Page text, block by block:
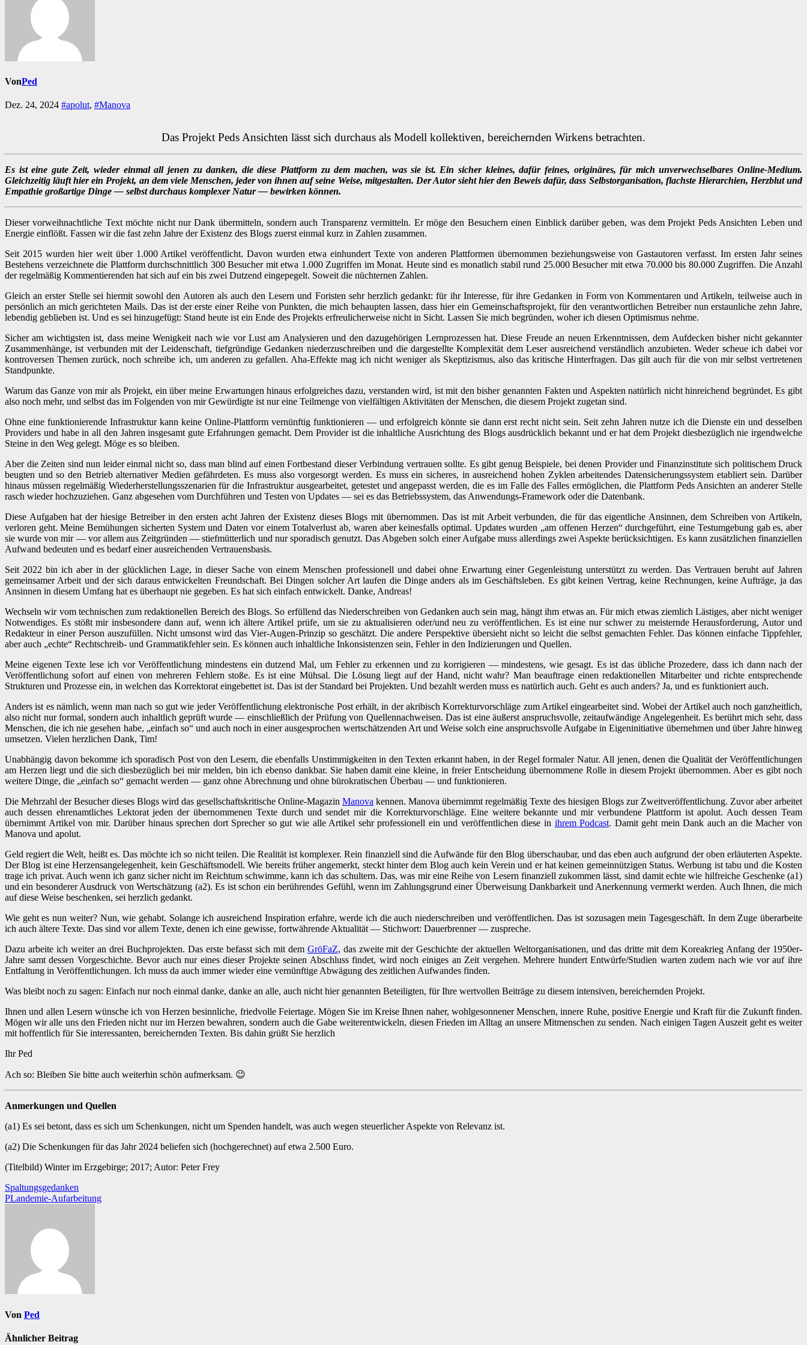
VonPed
Dez. 24, 2024 #apolut, #Manova
Das Projekt Peds Ansichten lässt sich durchaus als Modell kollektiven, bereichernden Wirkens betrachten.
Es ist eine gute Zeit, wieder einmal all jenen zu danken, die diese Plattform zu dem machen, was sie ist. Ein sicher kleines, dafür feines, originäres, für mich unverwechselbares Online-Medium.
Gleichzeitig läuft hier ein Projekt, an dem viele Menschen, jeder von ihnen auf seine Weise, mitgestalten. Der Autor sieht hier den Beweis dafür, dass Selbstorganisation, flachste Hierarchien, Herzblut und
Empathie großartige Dinge — selbst durchaus komplexer Natur — bewirken können.
Dieser vorweihnachtliche Text möchte nicht nur Dank übermitteln, sondern auch Transparenz vermitteln. Er möge den Besuchern einen Einblick darüber geben, was dem Projekt Peds Ansichten Leben und
Energie einflößt. Fassen wir die fast zehn Jahre der Existenz des Blogs zuerst einmal kurz in Zahlen zusammen.
Seit 2015 wurden hier weit über 1.000 Artikel veröffentlicht. Davon wurden etwa einhundert Texte von anderen Plattformen übernommen beziehungsweise von Gastautoren verfasst. Im ersten Jahr seines
Bestehens verzeichnete die Plattform durchschnittlich 300 Besucher mit etwa 1.000 Zugriffen im Monat. Heute sind es monatlich stabil rund 25.000 Besucher mit etwa 70.000 bis 80.000 Zugriffen. Die Anzahl
der regelmäßig Kommentierenden hat sich auf ein bis zwei Dutzend eingepegelt. Soweit die nüchternen Zahlen.
Gleich an erster Stelle sei hiermit sowohl den Autoren als auch den Lesern und Foristen sehr herzlich gedankt: für ihr Interesse, für ihre Gedanken in Form von Kommentaren und Artikeln, teilweise auch in
persönlich an mich gerichteten Mails. Das ist der erste einer Reihe von Punkten, die mich behaupten lassen, dass hier ein Gemeinschaftsprojekt, für den verantwortlichen Betreiber nun erstaunliche zehn Jahre,
lebendig geblieben ist. Und es sei hinzugefügt: Stand heute ist ein Ende des Projekts erfreulicherweise nicht in Sicht. Lassen Sie mich begründen, woher ich diesen Optimismus nehme.
Sicher am wichtigsten ist, dass meine Wenigkeit nach wie vor Lust am Analysieren und den dazugehörigen Lernprozessen hat. Diese Freude an neuen Erkenntnissen, dem Aufdecken bisher nicht gekannter
Zusammenhänge, ist verbunden mit der Leidenschaft, tiefgründige Gedanken niederzuschreiben und die dargestellte Komplexität dem Leser ausreichend verständlich anzubieten. Weder scheue ich dabei vor
kontroversen Themen zurück, noch schreibe ich, um anderen zu gefallen. Aha-Effekte mag ich nicht weniger als Skeptizismus, also das kritische Hinterfragen. Das gilt auch für die von mir selbst vertretenen
Standpunkte.
Warum das Ganze von mir als Projekt, ein über meine Erwartungen hinaus erfolgreiches dazu, verstanden wird, ist mit den bisher genannten Fakten und Aspekten natürlich nicht hinreichend begründet. Es gibt
also noch mehr, und selbst das im Folgenden von mir Gewürdigte ist nur eine Teilmenge von vielfältigen Aktivitäten der Menschen, die diesem Projekt zugetan sind.
Ohne eine funktionierende Infrastruktur kann keine Online-Plattform vernünftig funktionieren — und erfolgreich könnte sie dann erst recht nicht sein. Seit zehn Jahren nutze ich die Dienste ein und desselben
Providers und habe in all den Jahren insgesamt gute Erfahrungen gemacht. Dem Provider ist die inhaltliche Ausrichtung des Blogs ausdrücklich bekannt und er hat dem Projekt diesbezüglich nie irgendwelche
Steine in den Weg gelegt. Möge es so bleiben.
Aber die Zeiten sind nun leider einmal nicht so, dass man blind auf einen Fortbestand dieser Verbindung vertrauen sollte. Es gibt genug Beispiele, bei denen Provider und Finanzinstitute sich politischem Druck
beugten und so den Betrieb alternativer Medien gefährdeten. Es muss also vorgesorgt werden. Es muss ein sicheres, in ausreichend hohen Zyklen arbeitendes Datensicherungssystem etabliert sein. Darüber
hinaus müssen regelmäßig Wiederherstellungsszenarien für die Infrastruktur ausgearbeitet, getestet und angepasst werden, die es im Falle des Falles ermöglichen, die Plattform Peds Ansichten an anderer Stelle
rasch wieder hochzuziehen. Ganz abgesehen vom Durchführen und Testen von Updates — sei es das Betriebssystem, das Anwendungs-Framework oder die Datenbank.
Diese Aufgaben hat der hiesige Betreiber in den ersten acht Jahren der Existenz dieses Blogs mit übernommen. Das ist mit Arbeit verbunden, die für das eigentliche Ansinnen, dem Schreiben von Artikeln,
verloren geht. Meine Bemühungen sicherten System und Daten vor einem Totalverlust ab, waren aber keinesfalls optimal. Updates wurden „am offenen Herzen“ durchgeführt, eine Testumgebung gab es, aber
sie wurde von mir — vor allem aus Zeitgründen — stiefmütterlich und nur sporadisch genutzt. Das Abgeben solch einer Aufgabe muss allerdings zwei Aspekte berücksichtigen. Es kann zusätzlichen finanziellen
Aufwand bedeuten und es bedarf einer ausreichenden Vertrauensbasis.
Seit 2022 bin ich aber in der glücklichen Lage, in dieser Sache von einem Menschen professionell und dabei ohne Erwartung einer Gegenleistung unterstützt zu werden. Das Vertrauen beruht auf Jahren
gemeinsamer Arbeit und der sich daraus entwickelten Freundschaft. Bei Dingen solcher Art laufen die Dinge anders als im Geschäftsleben. Es gibt keinen Vertrag, keine Rechnungen, keine Aufträge, ja das
Ansinnen in diesem Umfang hat es überhaupt nie gegeben. Es hat sich einfach entwickelt. Danke, Andreas!
Wechseln wir vom technischen zum redaktionellen Bereich des Blogs. So erfüllend das Niederschreiben von Gedanken auch sein mag, hängt ihm etwas an. Für mich etwas ziemlich Lästiges, aber nicht weniger
Notwendiges. Es stößt mir insbesondere dann auf, wenn ich ältere Artikel prüfe, um sie zu aktualisieren oder/und neu zu veröffentlichen. Es ist eine nur schwer zu meisternde Herausforderung, Autor und
Redakteur in einer Person auszufüllen. Nicht umsonst wird das Vier-Augen-Prinzip so geschätzt. Die andere Perspektive übersieht nicht so leicht die selbst gemachten Fehler. Das können einfache Tippfehler,
aber auch „echte“ Rechtschreib- und Grammatikfehler sein. Es können auch inhaltliche Inkonsistenzen sein, Fehler in den Indizierungen und Quellen.
Meine eigenen Texte lese ich vor Veröffentlichung mindestens ein dutzend Mal, um Fehler zu erkennen und zu korrigieren — mindestens, wie gesagt. Es ist das übliche Prozedere, dass ich dann nach der
Veröffentlichung sofort auf einen von mehreren Fehlern stoße. Es ist eine Mühsal. Die Lösung liegt auf der Hand, nicht wahr? Man beauftrage einen redaktionellen Mitarbeiter und richte entsprechende
Strukturen und Prozesse ein, in welchen das Korrektorat eingebettet ist. Das ist der Standard bei Projekten. Und bezahlt werden muss es natürlich auch. Geht es auch anders? Ja, und es funktioniert auch.
Anders ist es nämlich, wenn man nach so gut wie jeder Veröffentlichung elektronische Post erhält, in der akribisch Korrekturvorschläge zum Artikel eingearbeitet sind. Wobei der Artikel auch noch ganzheitlich,
also nicht nur formal, sondern auch inhaltlich geprüft wurde — einschließlich der Prüfung von Quellennachweisen. Das ist eine äußerst anspruchsvolle, zeitaufwändige Angelegenheit. Es berührt mich sehr, dass
Menschen, die ich nie gesehen habe, „einfach so“ und auch noch in einer ausgesprochen wertschätzenden Art und Weise solch eine anspruchsvolle Aufgabe in Eigeninitiative übernehmen und über Jahre hinweg
umsetzen. Vielen herzlichen Dank, Tim!
Unabhängig davon bekomme ich sporadisch Post von den Lesern, die ebenfalls Unstimmigkeiten in den Texten erkannt haben, in der Regel formaler Natur. All jenen, denen die Qualität der Veröffentlichungen
am Herzen liegt und die sich diesbezüglich bei mir melden, bin ich ebenso dankbar. Sie haben damit eine kleine, in freier Entscheidung übernommene Rolle in diesem Projekt übernommen. Aber es gibt noch
weitere Dinge, die „einfach so“ gemacht werden — ganz ohne Abrechnung und ohne bürokratischen Überbau — und funktionieren.
Die Mehrzahl der Besucher dieses Blogs wird das gesellschaftskritische Online-Magazin Manova kennen. Manova übernimmt regelmäßig Texte des hiesigen Blogs zur Zweitveröffentlichung. Zuvor aber arbeitet
auch dessen ehrenamtliches Lektorat jeden der übernommenen Texte durch und sendet mir die Korrekturvorschläge. Eine weitere bekannte und mir verbundene Plattform ist apolut. Auch dessen Team
übernimmt Artikel von mir. Darüber hinaus sprechen dort Sprecher so gut wie alle Artikel sehr professionell ein und veröffentlichen diese in ihrem Podcast. Damit geht mein Dank auch an die Macher von
Manova und apolut.
Geld regiert die Welt, heißt es. Das möchte ich so nicht teilen. Die Realität ist komplexer. Rein finanziell sind die Aufwände für den Blog überschaubar, und das eben auch aufgrund der oben erläuterten Aspekte.
Der Blog ist eine Herzensangelegenheit, kein Geschäftsmodell. Wie bereits früher angemerkt, steckt hinter dem Blog auch kein Verein und er hat keinen gemeinnützigen Status. Werbung ist tabu und die Kosten
trage ich privat. Auch wenn ich ganz sicher nicht im Reichtum schwimme, kann ich das schultern. Das, was mir eine Reihe von Lesern finanziell zukommen lässt, sind damit echte wie hilfreiche Geschenke (a1)
und ein besonderer Ausdruck von Wertschätzung (a2). Es ist schon ein berührendes Gefühl, wenn im Zahlungsgrund einer Überweisung Dankbarkeit und Anerkennung vermerkt werden. Auch Ihnen, die mich
auf diese Weise beschenken, sei herzlich gedankt.
Wie geht es nun weiter? Nun, wie gehabt. Solange ich ausreichend Inspiration erfahre, werde ich die auch niederschreiben und veröffentlichen. Das ist sozusagen mein Tagesgeschäft. In dem Zuge überarbeite
ich auch ältere Texte. Das sind vor allem Texte, denen ich eine gewisse, fortwährende Aktualität — Stichwort: Dauerbrenner — zuspreche.
Dazu arbeite ich weiter an drei Buchprojekten. Das erste befasst sich mit dem GröFaZ, das zweite mit der Geschichte der aktuellen Weltorganisationen, und das dritte mit dem Koreakrieg Anfang der 1950er-
Jahre samt dessen Vorgeschichte. Bevor auch nur eines dieser Projekte seinen Abschluss findet, wird noch einiges an Zeit vergehen. Mehrere hundert Entwürfe/Studien warten zudem nach wie vor auf ihre
Entfaltung in Veröffentlichungen. Ich muss da auch immer wieder eine vernünftige Abwägung des zeitlichen Aufwandes finden.
Was bleibt noch zu sagen: Einfach nur noch einmal danke, danke an alle, auch nicht hier genannten Beteiligten, für Ihre wertvollen Beiträge zu diesem intensiven, bereichernden Projekt.
Ihnen und allen Lesern wünsche ich von Herzen besinnliche, friedvolle Feiertage. Mögen Sie im Kreise Ihnen naher, wohlgesonnener Menschen, innere Ruhe, positive Energie und Kraft für die Zukunft finden.
Mögen wir alle uns den Frieden nicht nur im Herzen bewahren, sondern auch die Gabe weiterentwickeln, diesen Frieden im Alltag an unsere Mitmenschen zu senden. Nach einigen Tagen Auszeit geht es weiter
mit hoffentlich für Sie interessanten, bereichernden Texten. Bis dahin grüßt Sie herzlich
Ihr Ped
Ach so: Bleiben Sie bitte auch weiterhin schön aufmerksam. 😉
Anmerkungen und Quellen
(a1) Es sei betont, dass es sich um Schenkungen, nicht um Spenden handelt, was auch wegen steuerlicher Aspekte von Relevanz ist.
(a2) Die Schenkungen für das Jahr 2024 beliefen sich (hochgerechnet) auf etwa 2.500 Euro.
(Titelbild) Winter im Erzgebirge; 2017; Autor: Peter Frey
Beitragsnavigation
Spaltungsgedanken
PLandemie-Aufarbeitung
Von Ped
Ähnlicher Beitrag